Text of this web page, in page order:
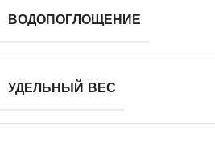
ВОДОПОГЛОЩЕНИЕ
УДЕЛЬНЫЙ ВЕС